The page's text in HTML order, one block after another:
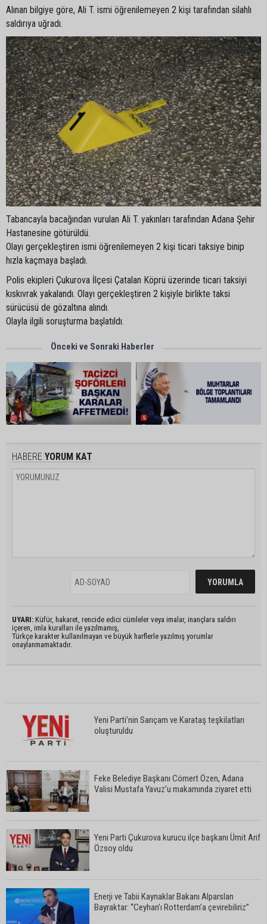
Alınan bilgiye göre, Ali T. ismi öğrenilemeyen 2 kişi tarafından silahlı
saldırıya uğradı.
Tabancayla bacağından vurulan Ali T. yakınları tarafından Adana Şehir
Hastanesine götürüldü.
Olayı gerçekleştiren ismi öğrenilemeyen 2 kişi ticari taksiye binip
hızla kaçmaya başladı.
Polis ekipleri Çukurova İlçesi Çatalan Köprü üzerinde ticari taksiyi
kıskıvrak yakalandı. Olayı gerçekleştiren 2 kişiyle birlikte taksi
sürücüsü de gözaltına alındı.
Olayla ilgili soruşturma başlatıldı.
Önceki ve Sonraki Haberler
HABERE YORUM KAT
UYARI: Küfür, hakaret, rencide edici cümleler veya imalar, inançlara saldırı
içeren, imla kuralları ile yazılmamış,
Türkçe karakter kullanılmayan ve büyük harflerle yazılmış yorumlar
onaylanmamaktadır.
Yeni Parti’nin Sarıçam ve Karataş teşkilatları
oluşturuldu
Feke Belediye Başkanı Cömert Özen, Adana
Valisi Mustafa Yavuz’u makamında ziyaret etti
Yeni Parti Çukurova kurucu ilçe başkanı Ümit Arif
Özsoy oldu
Enerji ve Tabii Kaynaklar Bakanı Alparslan
Bayraktar: “Ceyhan’ı Rotterdam’a çevirebiliriz”